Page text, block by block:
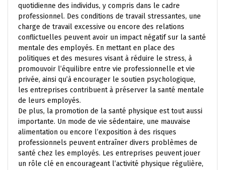
quotidienne des individus, y compris dans le cadre
professionnel. Des conditions de travail stressantes, une
charge de travail excessive ou encore des relations
conflictuelles peuvent avoir un impact négatif sur la santé
mentale des employés. En mettant en place des
politiques et des mesures visant à réduire le stress, à
promouvoir l’équilibre entre vie professionnelle et vie
privée, ainsi qu’à encourager le soutien psychologique,
les entreprises contribuent à préserver la santé mentale
de leurs employés.
De plus, la promotion de la santé physique est tout aussi
importante. Un mode de vie sédentaire, une mauvaise
alimentation ou encore l’exposition à des risques
professionnels peuvent entraîner divers problèmes de
santé chez les employés. Les entreprises peuvent jouer
un rôle clé en encourageant l’activité physique régulière,